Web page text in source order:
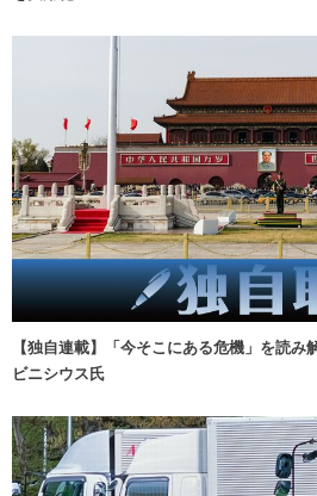
【独自連載】「今そこにある危機」を読
ビニシウス氏